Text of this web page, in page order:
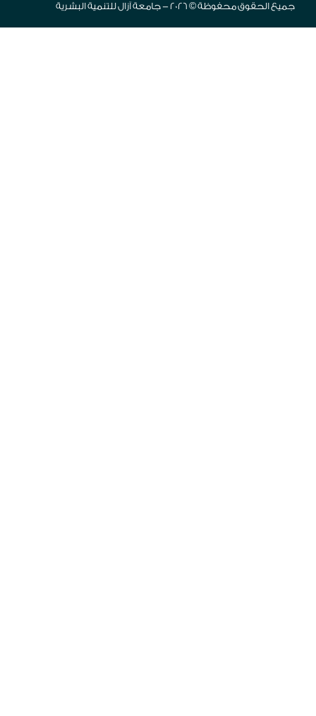
جميع الحقوق محفوظة © 2026 - جامعة آزال للتنمية البشرية